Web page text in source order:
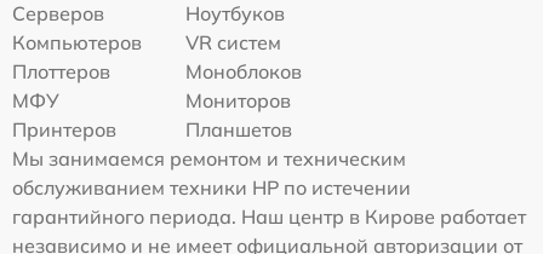
Серверов
Ноутбуков
Компьютеров
VR систем
Плоттеров
Моноблоков
МФУ
Мониторов
Принтеров
Планшетов
Мы занимаемся ремонтом и техническим
обслуживанием техники HP по истечении
гарантийного периода. Наш центр в Кирове работает
независимо и не имеет официальной авторизации от